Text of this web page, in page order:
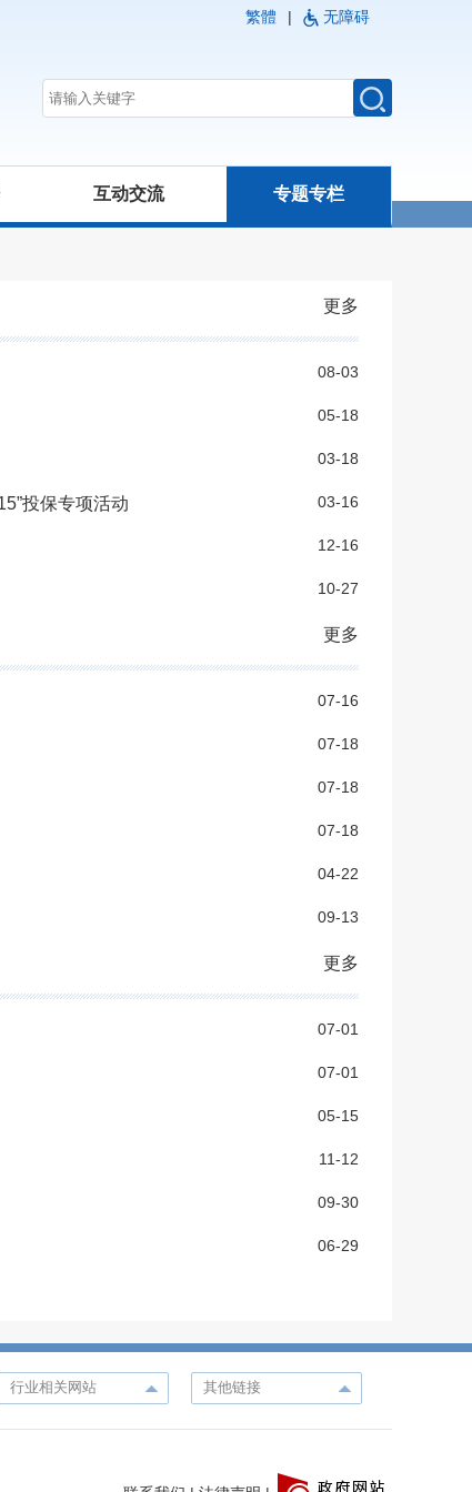
繁體 | 无障碍
互动交流 专题专栏
更多
08-03
05-18
03-18
投保专项活动 03-16
12-16
10-27
更多
07-16
07-18
07-18
07-18
04-22
09-13
更多
07-01
07-01
05-15
11-12
09-30
06-29